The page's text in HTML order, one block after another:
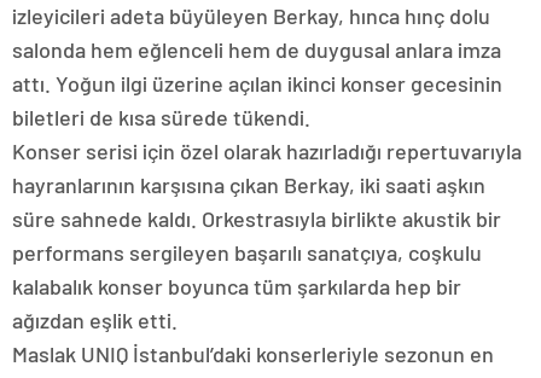
izleyicileri adeta büyüleyen Berkay, hınca hınç dolu
salonda hem eğlenceli hem de duygusal anlara imza
attı. Yoğun ilgi üzerine açılan ikinci konser gecesinin
biletleri de kısa sürede tükendi.
Konser serisi için özel olarak hazırladığı repertuvarıyla
hayranlarının karşısına çıkan Berkay, iki saati aşkın
süre sahnede kaldı. Orkestrasıyla birlikte akustik bir
performans sergileyen başarılı sanatçıya, coşkulu
kalabalık konser boyunca tüm şarkılarda hep bir
ağızdan eşlik etti.
Maslak UNIQ İstanbul’daki konserleriyle sezonun en